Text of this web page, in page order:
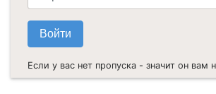
Если у вас нет пропуска - значит он вам